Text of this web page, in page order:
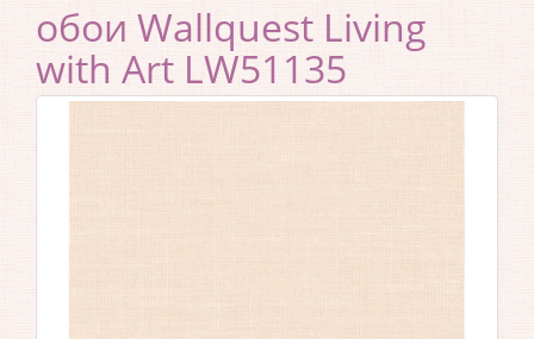
обои Wallquest Living
with Art LW51135